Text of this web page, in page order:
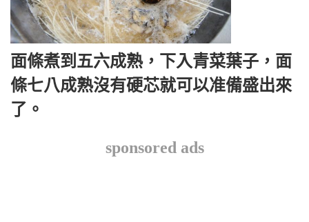
面條煮到五六成熟，下入青菜葉子，面
條七八成熟沒有硬芯就可以准備盛出來
了。
sponsored ads